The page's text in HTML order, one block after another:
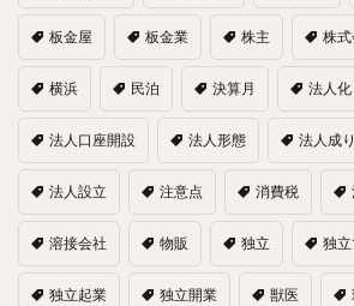
板金屋 板金業 株主 株
横浜 民泊 決算月 法人化
法人口座開設 法人形態 法人成り
法人設立 注意点 消費税
溶接会社 物販 独立 独
独立起業 独立開業 獣医